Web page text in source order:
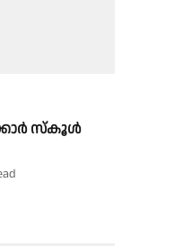
സ്‌കൂള്‍